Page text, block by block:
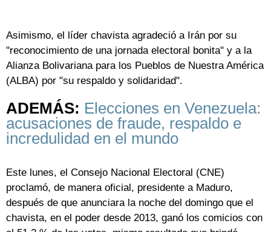
Asimismo, el líder chavista agradeció a Irán por su
"reconocimiento de una jornada electoral bonita" y a la
Alianza Bolivariana para los Pueblos de Nuestra América
(ALBA) por "su respaldo y solidaridad".
ADEMÁS: Elecciones en Venezuela:
acusaciones de fraude, respaldo e
incredulidad en el mundo
Este lunes, el Consejo Nacional Electoral (CNE)
proclamó, de manera oficial, presidente a Maduro,
después de que anunciara la noche del domingo que el
chavista, en el poder desde 2013, ganó los comicios con